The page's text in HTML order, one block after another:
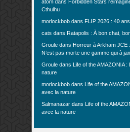
atom dans Forbidden Stars
Cthulhu
morlockbob dans FLIP 2026 : 40
cats dans Ratapolis : À bon chat,
Groule dans Horreur à Arkham JCE
N’est pas morte une gamme qui à
Groule dans Life of the AMAZONIA
nature
morlockbob dans Life of the
avec la nature
Salmanazar dans Life of the
avec la nature